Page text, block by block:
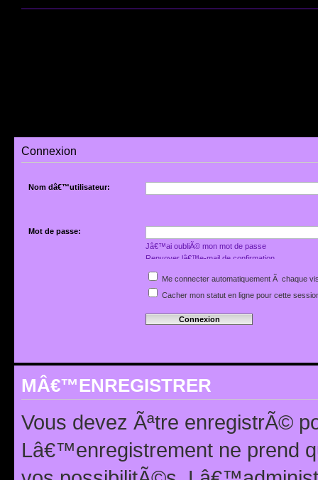
Connexion
Nom dâ€™utilisateur:
Mot de passe:
Jâ€™ai oubliÃ© mon mot de passe
Renvoyer lâ€™e-mail de confirmation
Me connecter automatiquement Ã chaque
Cacher mon statut en ligne pour cette
MÂ€™ENREGISTRER
Vous devez Ãªtre enregistrÃ©
Lâ€™enregistrement ne prend